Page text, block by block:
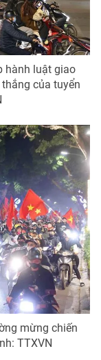
Quốc Thắng,
932
có sự chấp
phát hành lại
hành luật giao
của tuyển
mừng chiến
TTXVN